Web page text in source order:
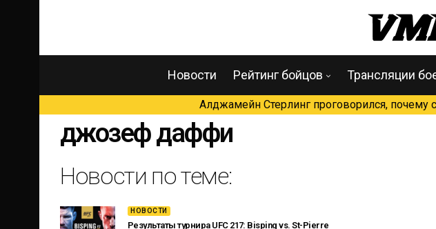
Новости Рейтинг бойцов Трансляции
Алджамейн Стерлинг проговорился, почему
джозеф даффи
Новости по теме:
НОВОСТИ
Результаты турнира UFC 217: Bisping vs. St-Pierre